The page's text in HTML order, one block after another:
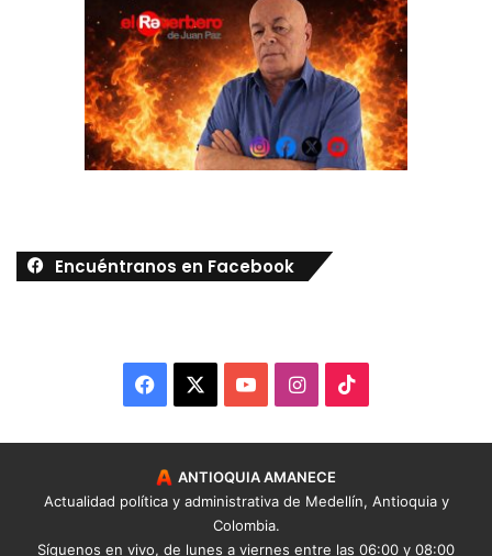
Encuéntranos en Facebook
Facebook YouTubeInstagram
ANTIOQUIA AMANECE
Actualidad política y administrativa de Medellín, Antioquia y
Colombia.
Síguenos en vivo, de lunes a viernes entre las 06:00 y 08:00